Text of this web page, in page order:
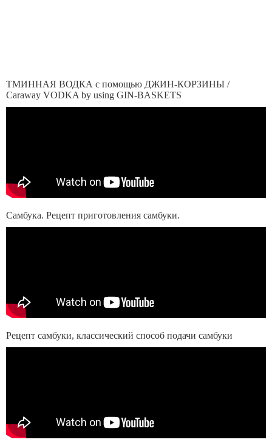
ТМИННАЯ ВОДКА с помощью ДЖИН-КОРЗИНЫ /
Caraway VODKA by using GIN-BASKETS
Самбука. Рецепт приготовления самбуки.
Рецепт самбуки, классический способ подачи самбуки